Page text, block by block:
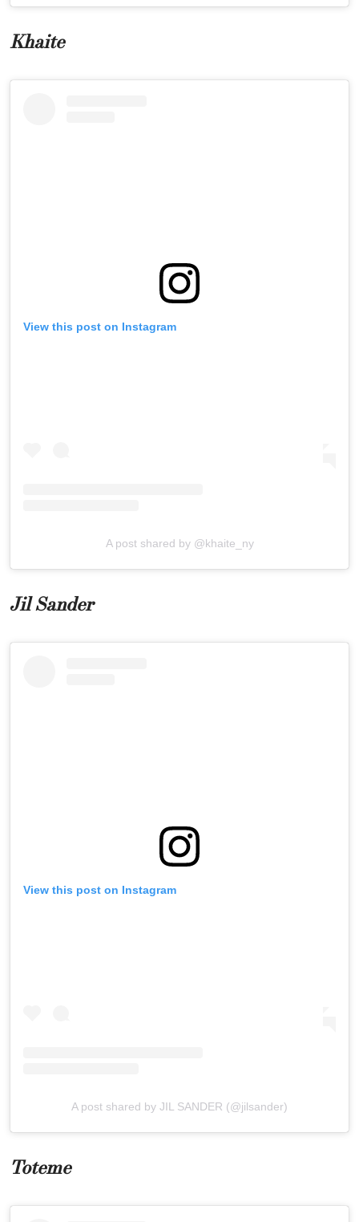
Khaite
View this post on Instagram
A post shared by @khaite_ny
Jil Sander
View this post on Instagram
A post shared by JIL SANDER (@jilsander)
Toteme